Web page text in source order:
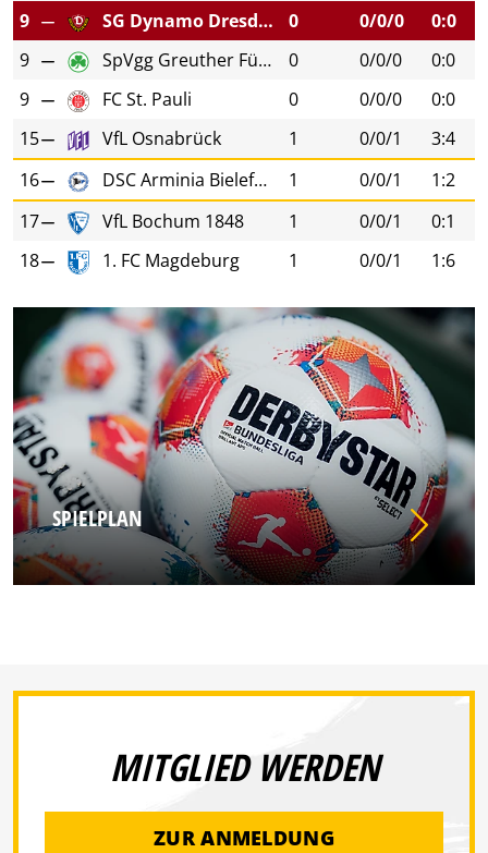
9
SG Dynamo Dresden 0 0/0/0
0:0
9
SpVgg Greuther Fürth 0 0/0/0
0:0
9
FC St. Pauli 0 0/0/0
0:0
15
VfL Osnabrück 1 0/0/1
3:4
16
DSC Arminia Bielefeld 1 0/0/1
1:2
17
VfL Bochum 1848 1 0/0/1
0:1
18
1. FC Magdeburg 1 0/0/1 1:6
SPIELPLAN
MITGLIED WERDEN
ZUR ANMELDUNG